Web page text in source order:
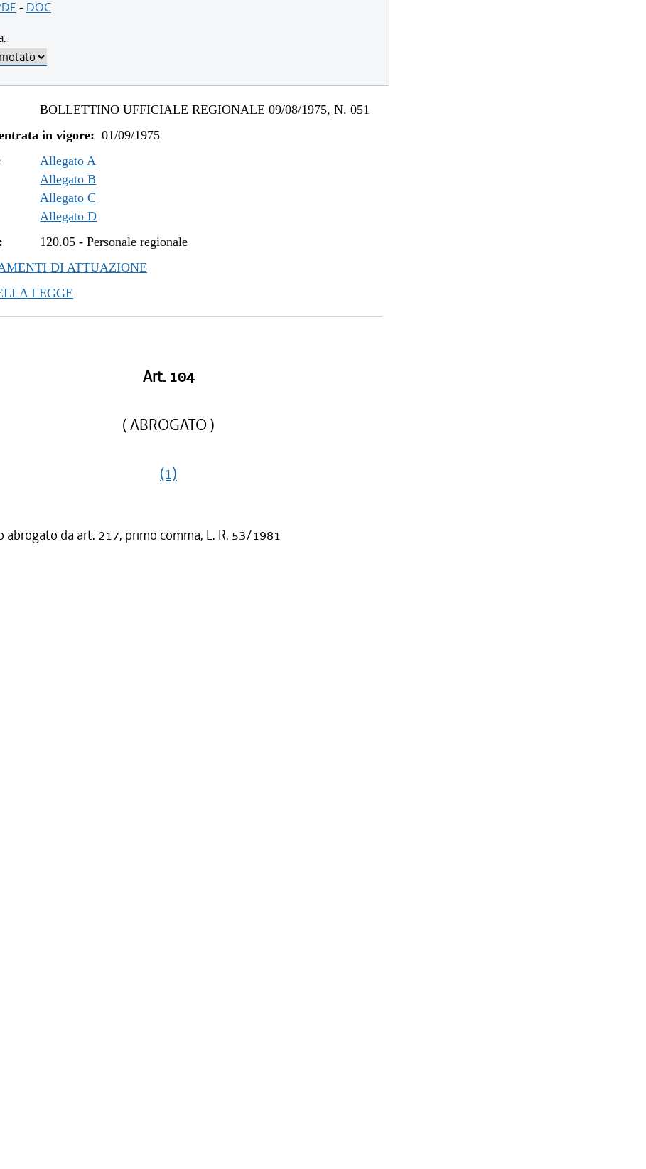
- DOC
BOLLETTINO UFFICIALE REGIONALE 09/08/1975, N. 051
in vigore: 01/09/1975
Allegato A
Allegato B
Allegato C
Allegato D
120.05 -Personale regionale
DI ATTUAZIONE
LEGGE
Art. 104
( ABROGATO )
(1)
abrogato da art. 217, primo comma, L. R. 53/1981